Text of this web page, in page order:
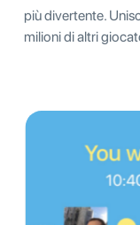
più divertente.
milioni di altri